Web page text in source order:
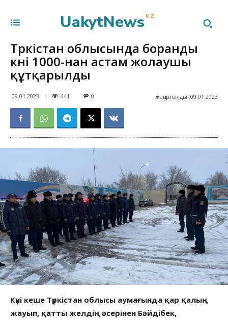
UakytNews KZ
Түркістан облысында боранды
күні 1000-нан астам жолаушы
құтқарылды
09.01.2023 441 жаңартылды: 09.01.2023
0
Күні кеше Түркістан облысы аумағында қар қалың
жауып, қатты желдің әсерінен Бәйдібек,